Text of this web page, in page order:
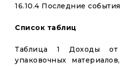
16.10.4 Последние события
Список таблиц
Таблица 1 Доходы от
упаковочных